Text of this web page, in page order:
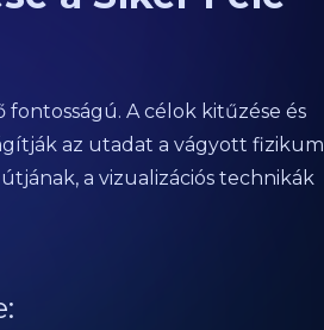
A célok kitűzése és
az utadat a vágyott fizikum
a vizualizációs technikák